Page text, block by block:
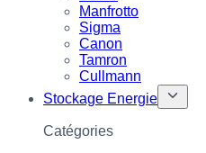
Manfrotto
Sigma
Canon
Tamron
Cullmann
Stockage Energie
Catégories